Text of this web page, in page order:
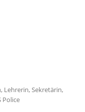
Lehrerin, Sekretärin,
Police